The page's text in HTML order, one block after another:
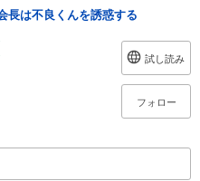
長は不良くんを誘惑する
試し読み
フォロー